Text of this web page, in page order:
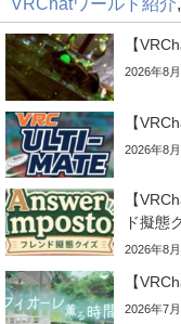
【
2026年8
【
2026年8
【
ド擬態
2026年8
【
2026年7